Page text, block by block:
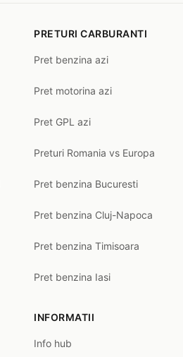
PRETURI CARBURANTI
Pret benzina azi
Pret motorina azi
Pret GPL azi
Preturi Romania vs Europa
Pret benzina Bucuresti
Pret benzina Cluj-Napoca
Pret benzina Timisoara
Pret benzina Iasi
INFORMATII
Info hub